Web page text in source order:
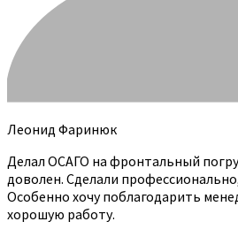
Леонид Фаринюк
Делал ОСАГО на фронтальный
доволен. Сделали
Особенно хочу поблагодарить
хорошую работу.